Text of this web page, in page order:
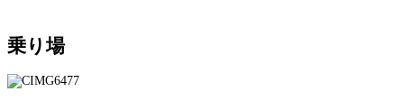
乗り場